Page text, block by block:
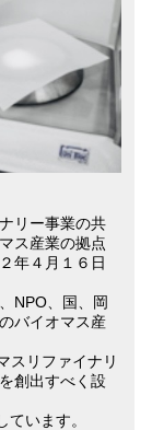
リー事業の共
ス産業の拠点
年４月１６日
NPO、国、岡
バイオマス産
スリファイナリ
創出すべく設
います。